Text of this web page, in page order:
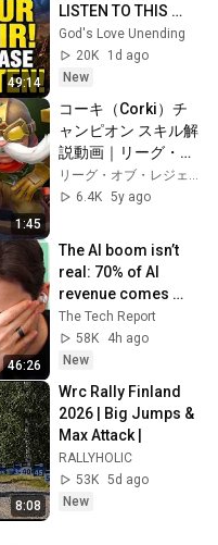
49:14
LISTEN TO THIS
URGENTLY!"/God
Message Now/God
Message
God's Love Unending
20K
1d ago
New
1:45
コーキ（Corki）チ
ャンピオン スキル解
説動画｜リーグ・オ
ブ・レジェンド：ワ
イルドリフト
6.4K 5y ago
46:26
The AI boom isn’t
real: 70% of AI
revenue comes
from OpenAI and
Anthropic | Ed
Zitron
The Tech Report
58K
4h ago
New
8:08
Wrc Rally Finland
2026 | Big Jumps &
Max Attack |
RALLYHOLIC
53K 5d ago
New